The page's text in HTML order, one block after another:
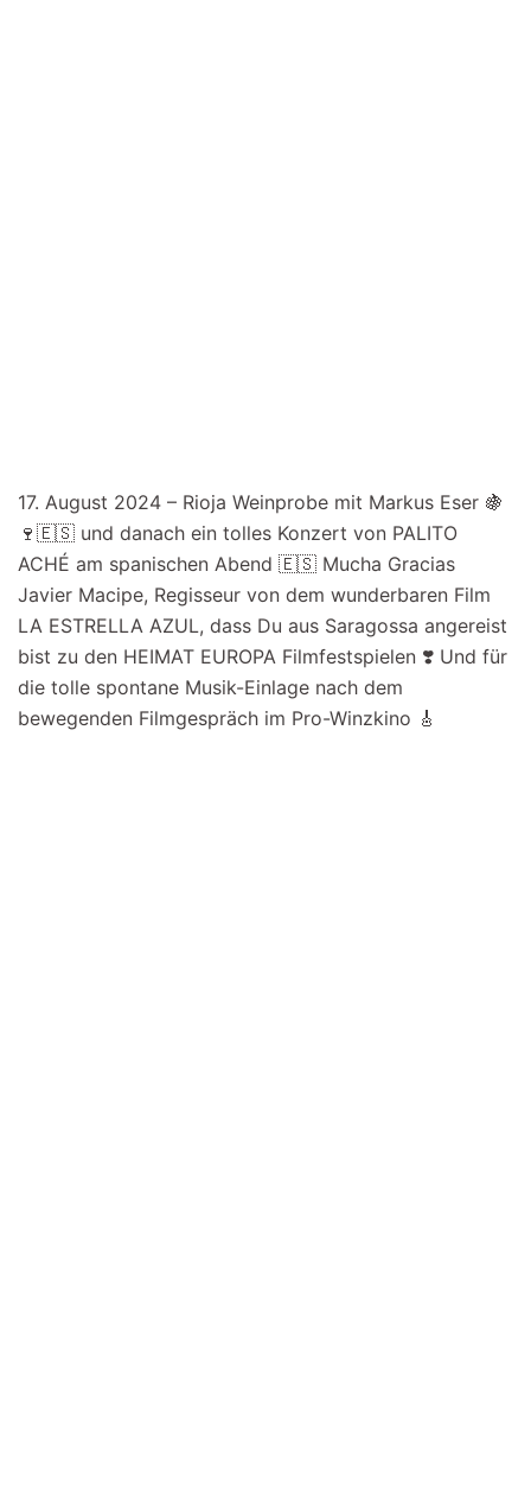
17. August 2024 – Rioja Weinprobe mit Markus Eser 🍇
🍷🇪🇸 und danach ein tolles Konzert von PALITO
ACHÉ am spanischen Abend 🇪🇸 Mucha Gracias
Javier Macipe, Regisseur von dem wunderbaren Film
LA ESTRELLA AZUL, dass Du aus Saragossa angereist
bist zu den HEIMAT EUROPA Filmfestspielen ❣️ Und für
die tolle spontane Musik-Einlage nach dem
bewegenden Filmgespräch im Pro-Winzkino 🎸